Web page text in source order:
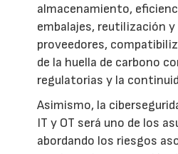
almacenamiento,
embalajes, reutilización y
proveedores,
de la huella de carbono
regulatorias y la
Asimismo, la
IT y OT será uno de los
abordando los riesgos